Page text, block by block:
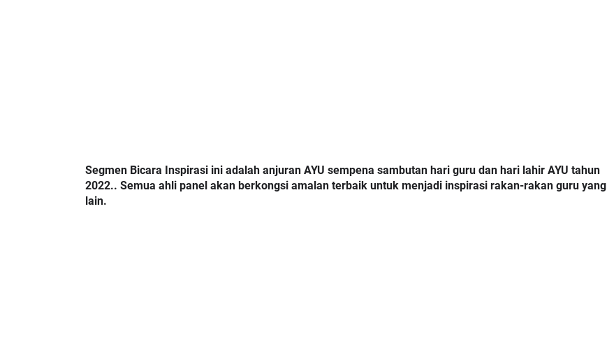
Segmen Bicara Inspirasi ini adalah anjuran AYU sempena sambutan hari guru dan hari lahir AYU tahun
2022.. Semua ahli panel akan berkongsi amalan terbaik untuk menjadi inspirasi rakan-rakan guru yang
lain.